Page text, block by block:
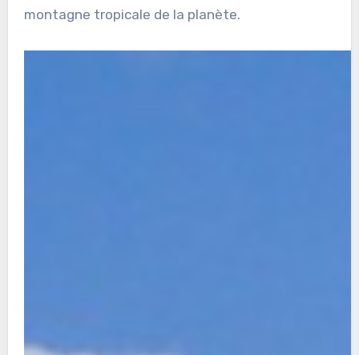
montagne tropicale de la planète.